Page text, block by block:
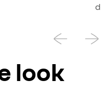
look